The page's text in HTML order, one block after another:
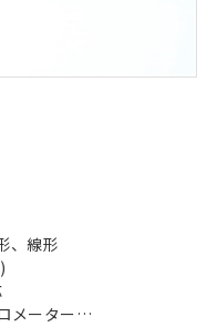
、線形
メーター